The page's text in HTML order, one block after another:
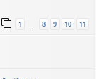
1 8 9 10 11